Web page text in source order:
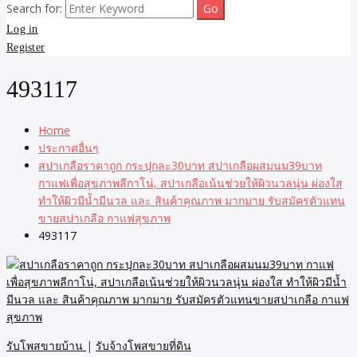
Search for:
Log in
Register
493117
Home
ประกาศอื่นๆ
สปาเกลือราคาถูก กระปุกละ30บาท สปาเกลือผสมนม39บาท
กาแฟเพื่อสุขภาพลีกาโน่, สปาเกลือเน้นช่วยให้ผิวนวลนุ่น ผ่องใส
ทำให้ผิวมีน้ำมีนวล และ สินค้าคุณภาพ มากมาย รับสมัครตัวแทน
ขายสปาเกลือ กาแฟสุขภาพ
493117
รับโพสขายบ้าน | รับจ้างโพสขายที่ดิน